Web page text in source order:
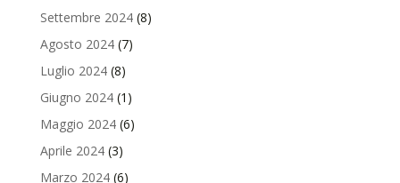
Settembre 2024(8)
Agosto 2024(7)
Luglio 2024(8)
Giugno 2024(1)
Maggio 2024(6)
Aprile 2024(3)
Marzo 2024(6)